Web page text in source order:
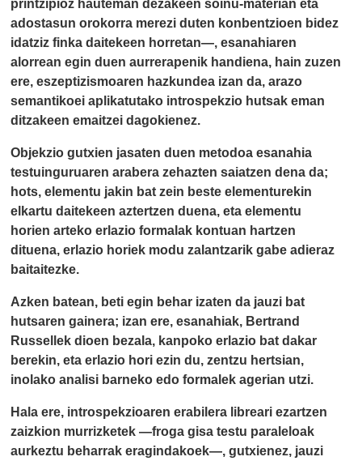
adostasun orokorra merezi duten konbentzioen bidez
idatziz finka daitekeen horretan—, esanahiaren
alorrean egin duen aurrerapenik handiena, hain zuzen
ere, eszeptizismoaren hazkundea izan da, arazo
semantikoei aplikatutako introspekzio hutsak eman
ditzakeen emaitzei dagokienez.
Objekzio gutxien jasaten duen metodoa esanahia
testuinguruaren arabera zehazten saiatzen dena da;
hots, elementu jakin bat zein beste elementurekin
elkartu daitekeen aztertzen duena, eta elementu
horien arteko erlazio formalak kontuan hartzen
dituena, erlazio horiek modu zalantzarik gabe adieraz
baitaitezke.
Azken batean, beti egin behar izaten da jauzi bat
hutsaren gainera; izan ere, esanahiak, Bertrand
Russellek dioen bezala, kanpoko erlazio bat dakar
berekin, eta erlazio hori ezin du, zentzu hertsian,
inolako analisi barneko edo formalek agerian utzi.
Hala ere, introspekzioaren erabilera libreari ezartzen
zaizkion murrizketek —froga gisa testu paraleloak
aurkeztu beharrak eragindakoek—, gutxienez, jauzi